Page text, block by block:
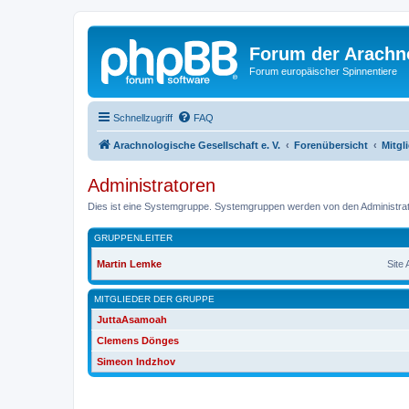
Forum der
Forum europäischer Spinnentiere
Schnellzugriff FAQ
Arachnologische Gesellschaft e. V. Forenübersicht
Administratoren
Dies ist eine Systemgruppe. Systemgruppen werden von den
GRUPPENLEITER
Site
Martin Lemke
MITGLIEDER DER GRUPPE
JuttaAsamoah
Clemens Dönges
Simeon Indzhov